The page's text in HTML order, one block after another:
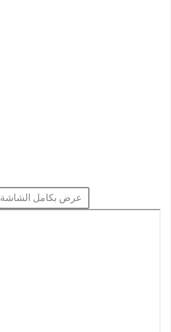
عرض بكامل الشاشة